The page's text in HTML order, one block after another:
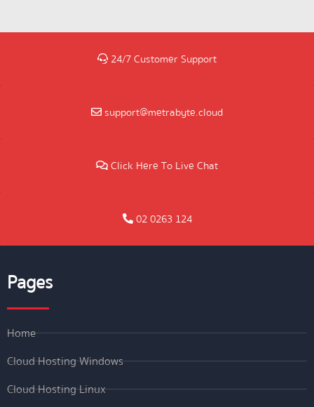
24/7 Customer Support
support@metrabyte.cloud
Click Here To Live Chat
02 0263 124
Pages
Home
Cloud Hosting Windows
Cloud Hosting Linux